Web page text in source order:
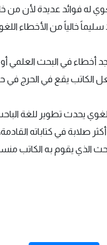
له فوائد عديدة لأن من
خالياً من الأخطاء
أخطاء في البحث العلمي
الكاتب يقع في الحرج في
يحدث تطوير للغة
صلابة في كتاباته
الذي يقوم به الكاتب